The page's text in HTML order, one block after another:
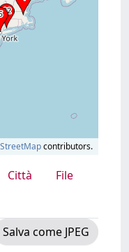
contributors.
Città
File
Salva come JPEG